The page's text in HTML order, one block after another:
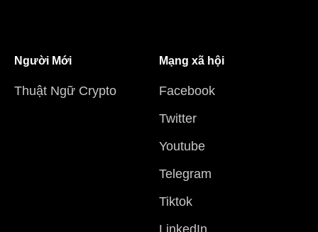
Người Mới
Thuật Ngữ Crypto
Mạng xã hội
Facebook
Twitter
Youtube
Telegram
Tiktok